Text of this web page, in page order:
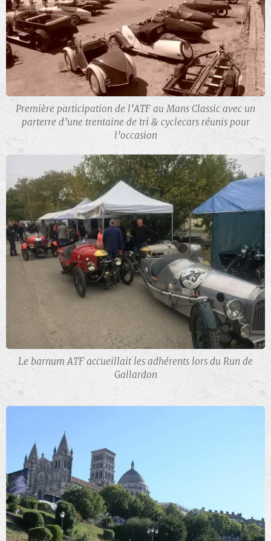
Première participation de l’ATF au Mans Classic avec un
parterre d’une trentaine de tri & cyclecars réunis pour
l’occasion
Le barnum ATF accueillait les adhérents lors du Run de
Gallardon